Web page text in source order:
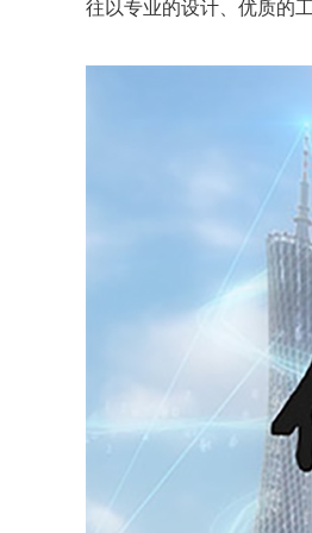
往以专业的设计、优质的